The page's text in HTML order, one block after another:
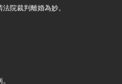
院裁判離婚為妙。